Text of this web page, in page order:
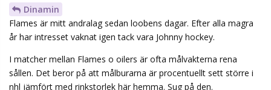
Dinamin
Flames är mitt andralag sedan loobens dagar. Efter alla magra
år har intresset vaknat igen tack vara Johnny hockey.
I matcher mellan Flames o oilers är ofta målvakterna rena
sållen. Det beror på att målburarna är procentuellt sett större i
nhl jämfört med rinkstorlek här hemma. Sug på den.